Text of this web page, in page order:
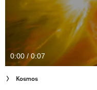
Cuda Polski
Wielki Konkurs Fotograficzny
0:00 / 0:07
Kosmos